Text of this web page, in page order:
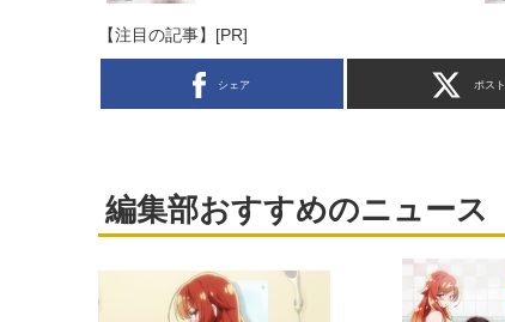
【注目の記事】[PR]
シェア ポスト
編集部おすすめのニュース